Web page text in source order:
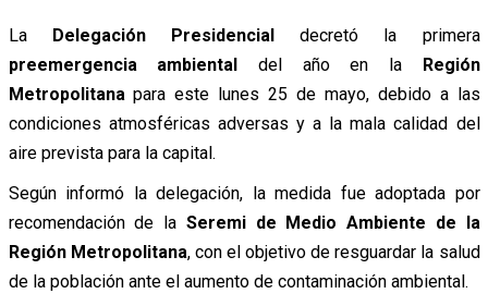
La Delegación Presidencialdecretó la primera
preemergencia ambiental del año en la Región
Metropolitana para este lunes 25 de mayo, debido a las
condiciones atmosféricas adversas y a la mala calidad del
aire prevista para la capital.
Según informó la delegación, la medida fue adoptada por
recomendación de la Seremi de Medio Ambiente de la
Región Metropolitana, con el objetivo de resguardar la salud
de la población ante el aumento de contaminación ambiental.